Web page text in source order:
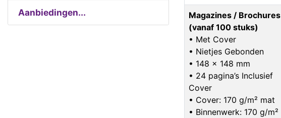
Aanbiedingen...
Magazines / Brochures
(vanaf 100 stuks)
• Met Cover
• Nietjes Gebonden
• 148 x 148 mm
• 24 pagina’s Inclusief
Cover
• Cover: 170 g/m² mat
• Binnenwerk: 170 g/m²